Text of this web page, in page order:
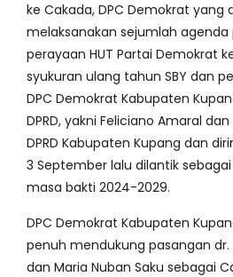
ke Cakada, DPC Demokrat yang
melaksanakan sejumlah
perayaan HUT Partai Demokrat
syukuran ulang tahun SBY dan
DPC Demokrat Kabupaten
DPRD, yakni Feliciano Amaral
DPRD Kabupaten Kupang dan
3 September lalu dilantik sebagai
masa bakti 2024-2029.
DPC Demokrat Kabupaten
penuh mendukung pasangan dr.
dan Maria Nuban Saku sebagai